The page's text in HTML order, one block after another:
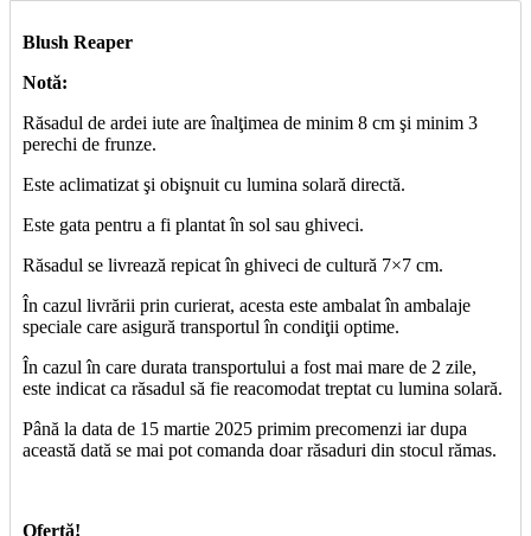
Blush Reaper
Notă:
Răsadul de ardei iute are înalţimea de minim 8 cm şi minim 3
perechi de frunze.
Este aclimatizat şi obişnuit cu lumina solară directă.
Este gata pentru a fi plantat în sol sau ghiveci.
Răsadul se livrează repicat în ghiveci de cultură 7×7 cm.
În cazul livrării prin curierat, acesta este ambalat în ambalaje
speciale care asigură transportul în condiţii optime.
În cazul în care durata transportului a fost mai mare de 2 zile,
este indicat ca răsadul să fie reacomodat treptat cu lumina solară.
Până la data de 15 martie 2025 primim precomenzi iar dupa
această dată se mai pot comanda doar răsaduri din stocul rămas.
Ofertă!